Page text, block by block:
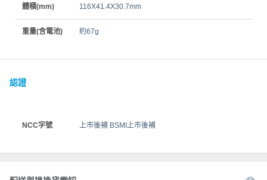
體積(mm) 116X41.4X30.7mm
重量(含電池) 約67g
認證
NCC字號 上市後補 BSMI上市後補